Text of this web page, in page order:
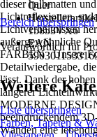
Quer
15853VX6
EAN
dieser halbmatten
Lichtreflexionen,
Lichtverhältnissen
außergewöhnliche
FARBEN : Unsere
Detailwiedergabe,
lässt. Dank der
längerer
MODERNE
beeindruckendem
Wänden eine
Bereich überspringen
Verantwortlich für
Weitere
Liste überspringen
Farben, Tapeten &